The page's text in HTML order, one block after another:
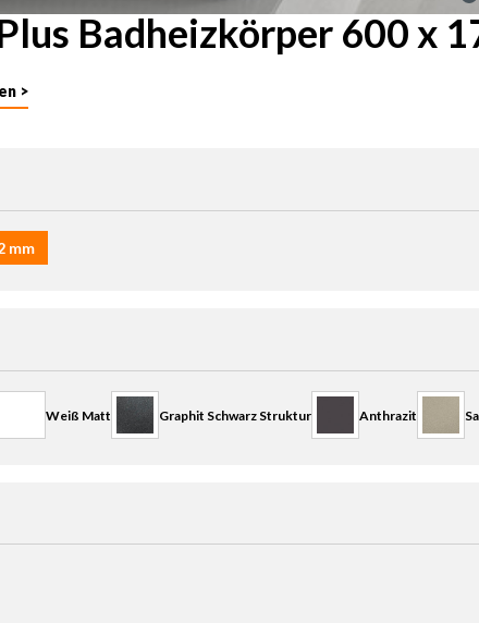
Badheizkörper 600 x
>
mm
Weiß Matt Graphit Schwarz Struktur Anthrazit
Wert ein oder benutze die Schaltflächen um die Anzahl zu